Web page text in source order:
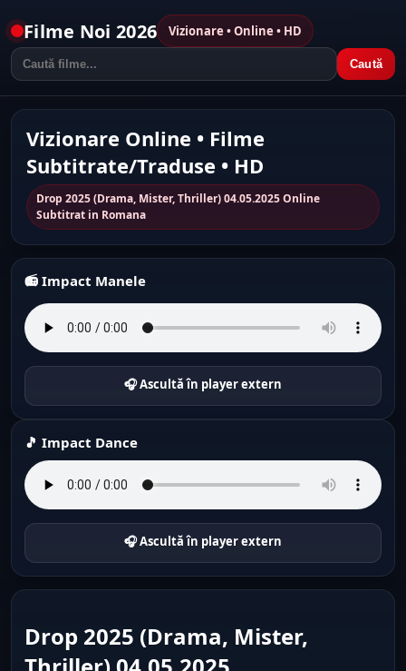
Filme Noi 2026 Vizionare • Online • HD
Caută
Vizionare Online • Filme
Subtitrate/Traduse • HD
Drop 2025 (Drama, Mister, Thriller) 04.05.2025 Online
Subtitrat in Romana
📻 Impact Manele
🎧 Ascultă în player extern
🎵 Impact Dance
🎧 Ascultă în player extern
Drop 2025 (Drama, Mister,